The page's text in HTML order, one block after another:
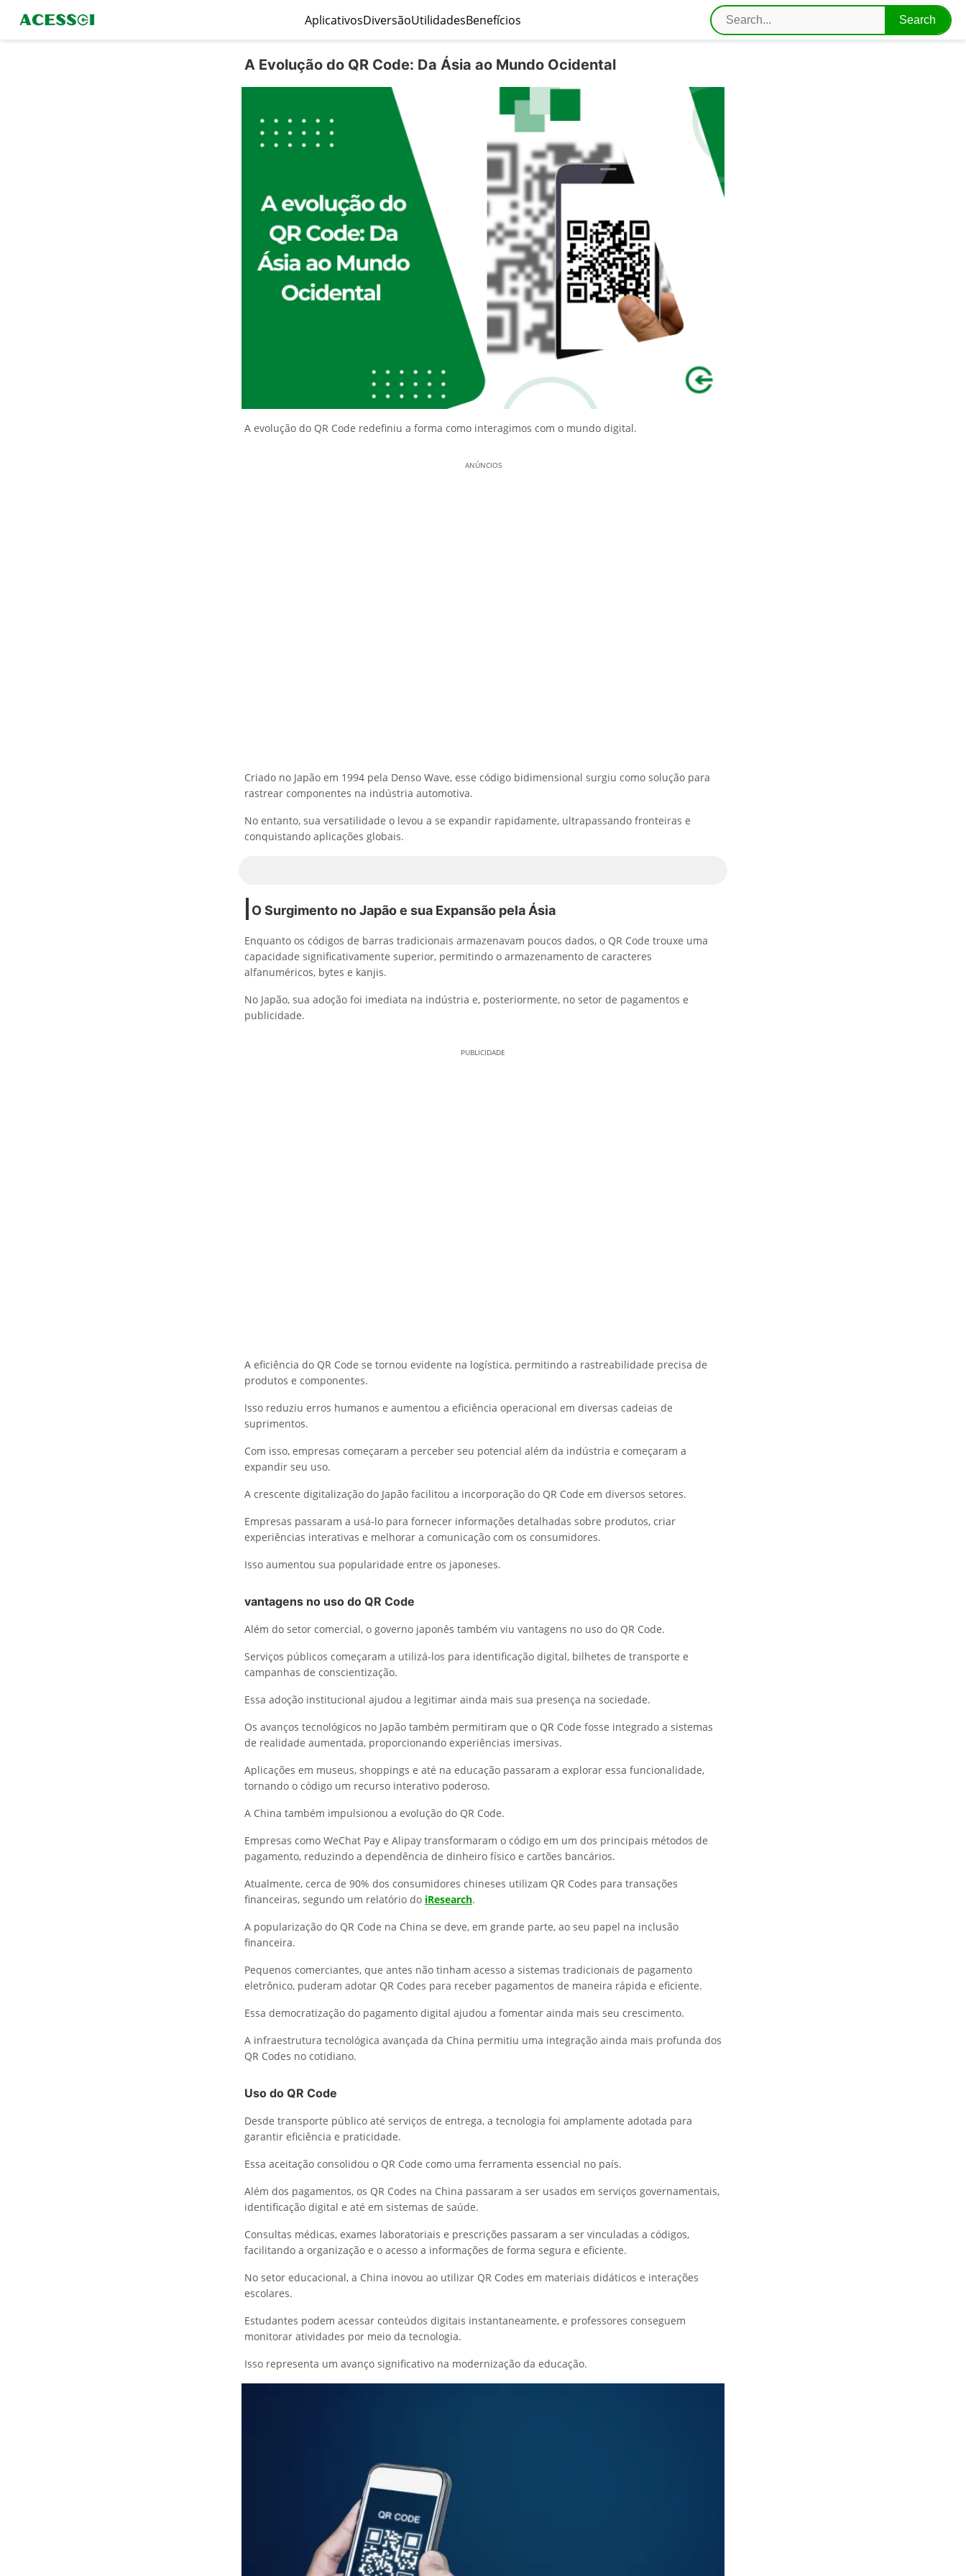
AplicativosDiversãoUtilidadesBenefícios
A Evolução do QR Code: Da Ásia ao Mundo Ocidental
A evolução do QR Code redefiniu a forma como interagimos com o mundo digital.
ANÚNCIOS
Criado no Japão em 1994 pela Denso Wave, esse código bidimensional surgiu como solução para
rastrear componentes na indústria automotiva.
No entanto, sua versatilidade o levou a se expandir rapidamente, ultrapassando fronteiras e
conquistando aplicações globais.
O Surgimento no Japão e sua Expansão pela Ásia
Enquanto os códigos de barras tradicionais armazenavam poucos dados, o QR Code trouxe uma
capacidade significativamente superior, permitindo o armazenamento de caracteres
alfanuméricos, bytes e kanjis.
No Japão, sua adoção foi imediata na indústria e, posteriormente, no setor de pagamentos e
publicidade.
PUBLICIDADE
A eficiência do QR Code se tornou evidente na logística, permitindo a rastreabilidade precisa de
produtos e componentes.
Isso reduziu erros humanos e aumentou a eficiência operacional em diversas cadeias de
suprimentos.
Com isso, empresas começaram a perceber seu potencial além da indústria e começaram a
expandir seu uso.
A crescente digitalização do Japão facilitou a incorporação do QR Code em diversos setores.
Empresas passaram a usá-lo para fornecer informações detalhadas sobre produtos, criar
experiências interativas e melhorar a comunicação com os consumidores.
Isso aumentou sua popularidade entre os japoneses.
vantagens no uso do QR Code
Além do setor comercial, o governo japonês também viu vantagens no uso do QR Code.
Serviços públicos começaram a utilizá-los para identificação digital, bilhetes de transporte e
campanhas de conscientização.
Essa adoção institucional ajudou a legitimar ainda mais sua presença na sociedade.
Os avanços tecnológicos no Japão também permitiram que o QR Code fosse integrado a sistemas
de realidade aumentada, proporcionando experiências imersivas.
Aplicações em museus, shoppings e até na educação passaram a explorar essa funcionalidade,
tornando o código um recurso interativo poderoso.
A China também impulsionou a evolução do QR Code.
Empresas como WeChat Pay e Alipay transformaram o código em um dos principais métodos de
pagamento, reduzindo a dependência de dinheiro físico e cartões bancários.
Atualmente, cerca de 90% dos consumidores chineses utilizam QR Codes para transações
financeiras, segundo um relatório do iResearch.
A popularização do QR Code na China se deve, em grande parte, ao seu papel na inclusão
financeira.
Pequenos comerciantes, que antes não tinham acesso a sistemas tradicionais de pagamento
eletrônico, puderam adotar QR Codes para receber pagamentos de maneira rápida e eficiente.
Essa democratização do pagamento digital ajudou a fomentar ainda mais seu crescimento.
A infraestrutura tecnológica avançada da China permitiu uma integração ainda mais profunda dos
QR Codes no cotidiano.
Uso do QR Code
Desde transporte público até serviços de entrega, a tecnologia foi amplamente adotada para
garantir eficiência e praticidade.
Essa aceitação consolidou o QR Code como uma ferramenta essencial no país.
Além dos pagamentos, os QR Codes na China passaram a ser usados em serviços governamentais,
identificação digital e até em sistemas de saúde.
Consultas médicas, exames laboratoriais e prescrições passaram a ser vinculadas a códigos,
facilitando a organização e o acesso a informações de forma segura e eficiente.
No setor educacional, a China inovou ao utilizar QR Codes em materiais didáticos e interações
escolares.
Estudantes podem acessar conteúdos digitais instantaneamente, e professores conseguem
monitorar atividades por meio da tecnologia.
Isso representa um avanço significativo na modernização da educação.